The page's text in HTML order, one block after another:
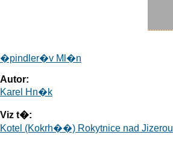
�pindler�v Ml�n
Autor:
Karel Hn�k
Viz t�:
Kotel (Kokrh��) Rokytnice nad Jizerou